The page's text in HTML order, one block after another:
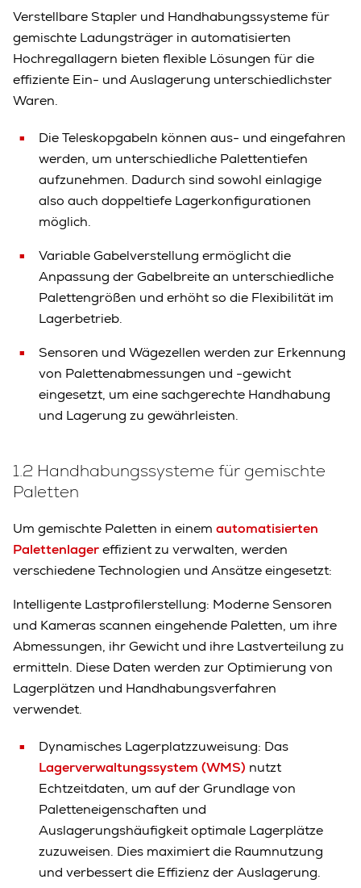
Verstellbare Stapler und Handhabungssysteme für
gemischte Ladungsträger in automatisierten
Hochregallagern bieten flexible Lösungen für die
effiziente Ein- und Auslagerung unterschiedlichster
Waren.
Die Teleskopgabeln können aus- und eingefahren
werden, um unterschiedliche Palettentiefen
aufzunehmen. Dadurch sind sowohl einlagige
also auch doppeltiefe Lagerkonfigurationen
möglich.
Variable Gabelverstellung ermöglicht die
Anpassung der Gabelbreite an unterschiedliche
Palettengrößen und erhöht so die Flexibilität im
Lagerbetrieb.
Sensoren und Wägezellen werden zur Erkennung
von Palettenabmessungen und -gewicht
eingesetzt, um eine sachgerechte Handhabung
und Lagerung zu gewährleisten.
1.2 Handhabungssysteme für gemischte
Paletten
Um gemischte Paletten in einem automatisierten
Palettenlagereffizient zu verwalten, werden
verschiedene Technologien und Ansätze eingesetzt:
Intelligente Lastprofilerstellung: Moderne Sensoren
und Kameras scannen eingehende Paletten, um ihre
Abmessungen, ihr Gewicht und ihre Lastverteilung zu
ermitteln. Diese Daten werden zur Optimierung von
Lagerplätzen und Handhabungsverfahren
verwendet.
Dynamisches Lagerplatzzuweisung: Das
Lagerverwaltungssystem (WMS) nutzt
Echtzeitdaten, um auf der Grundlage von
Paletteneigenschaften und
Auslagerungshäufigkeit optimale Lagerplätze
zuzuweisen. Dies maximiert die Raumnutzung
und verbessert die Effizienz der Auslagerung.